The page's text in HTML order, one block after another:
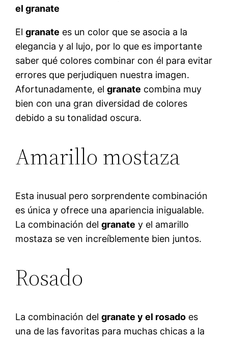
el granate
Elgranate es un color que se asocia a la
elegancia y al lujo, por lo que es importante
saber qué colores combinar con él para evitar
errores que perjudiquen nuestra imagen.
Afortunadamente, elgranate combina muy
bien con una gran diversidad de colores
debido a su tonalidad oscura.
Amarillo mostaza
Esta inusual pero sorprendente combinación
es única y ofrece una apariencia inigualable.
La combinación delgranate y el amarillo
mostaza se ven increíblemente bien juntos.
Rosado
La combinación delgranate y el rosado es
una de las favoritas para muchas chicas a la